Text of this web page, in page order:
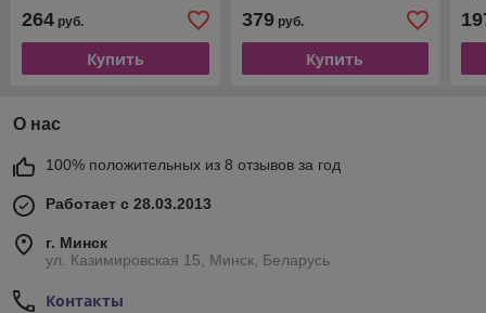
264 руб.
Купить
379руб.
Купить
О нас
100% положительных из 8 отзывов за год
Работает с 28.03.2013
г. Минск
ул. Казимировская 15, Минск, Беларусь
Контакты